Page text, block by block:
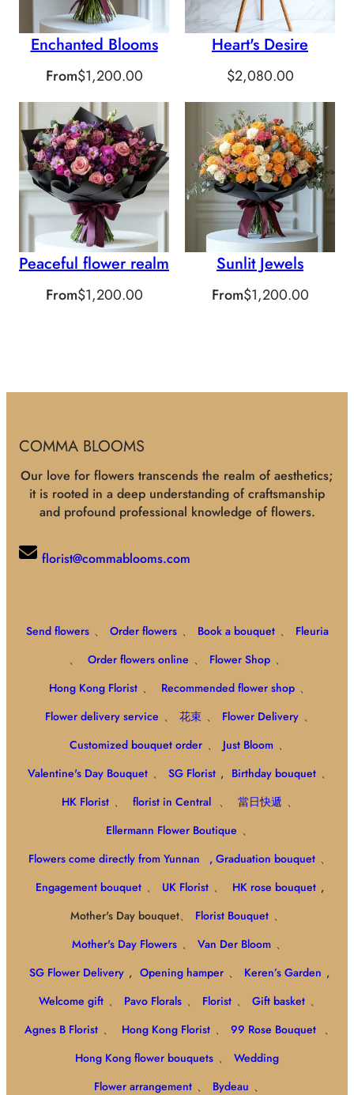
Enchanted Blooms
From$1,200.00
Heart's Desire
$2,080.00
Peaceful flower realm
From$1,200.00
Sunlit Jewels
From$1,200.00
COMMA BLOOMS
Our love for flowers transcends the realm of aesthetics;
it is rooted in a deep understanding of craftsmanship
and profound professional knowledge of flowers.
florist@commablooms.com
Send flowers 、 Order flowers 、 Book a bouquet 、
Fleuria
、
Order flowers online 、 Flower Shop 、
Hong Kong Florist 、 Recommended flower shop 、
Flower delivery service 、 花束 、 Flower Delivery 、
Customized bouquet order 、 Just Bloom 、
Valentine's Day Bouquet 、 SG Florist , Birthday bouquet 、
HK Florist 、 florist in Central 、 當日快遞 、
Ellermann Flower Boutique 、
Flowers come directly from Yunnan
, Graduation bouquet 、
Engagement bouquet 、 UK Florist 、 HK rose bouquet ,
Mother's Day bouquet、
Florist Bouquet 、
Mother's Day Flowers 、 Van Der Bloom 、
SG Flower Delivery , Opening hamper 、 Keren’s Garden ,
Welcome gift 、 Pavo Florals 、 Florist 、 Gift basket 、
Agnes B Florist 、 Hong Kong Florist 、 99 Rose Bouquet 、
Hong Kong flower bouquets 、
Wedding
Flower arrangement 、 Bydeau 、